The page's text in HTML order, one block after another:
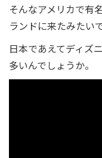
そんなアメリカで有
ランドに来たみたいで
日本であえてディズ
多いんでしょうか。